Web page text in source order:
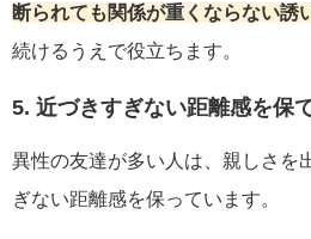
断られても関係が重くならない誘
続けるうえで役立ちます。
5. 近づきすぎない距離感を保
異性の友達が多い人は、親しさを
ぎない距離感を保っています。